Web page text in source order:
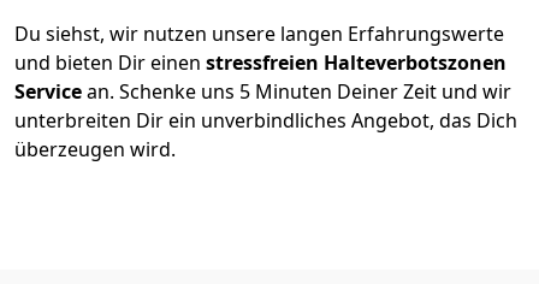
Du siehst, wir nutzen unsere langen Erfahrungswerte
und bieten Dir einen stressfreien Halteverbotszonen
Servicean. Schenke uns 5 Minuten Deiner Zeit und wir
unterbreiten Dir ein unverbindliches Angebot, das Dich
überzeugen wird.